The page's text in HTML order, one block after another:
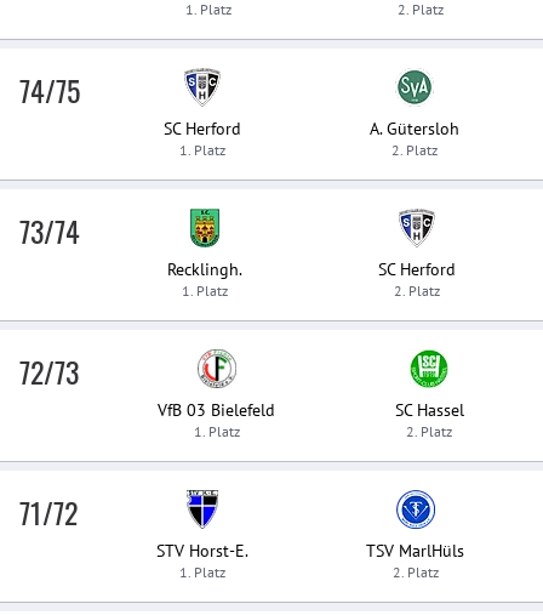
1. Platz 2. Platz
74/75
SC Herford
1. Platz
A. Gütersloh
2. Platz
73/74
Recklingh.
1. Platz
SC Herford
2. Platz
72/73
VfB 03 Bielefeld
1. Platz
SC Hassel
2. Platz
71/72
STV Horst-E.
1. Platz
TSV MarlHüls
2. Platz